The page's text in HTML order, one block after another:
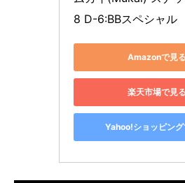
8 D-6:BBスペシャル
Amazonで見る
楽天市場で見る
Yahoo!ショッピング